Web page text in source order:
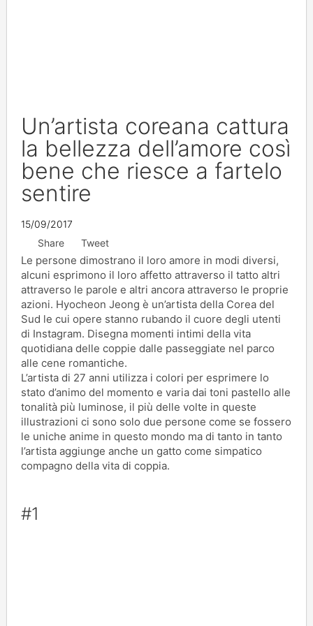
Un’artista coreana cattura
la bellezza dell’amore così
bene che riesce a fartelo
sentire
15/09/2017
Share
Tweet
Le persone dimostrano il loro amore in modi diversi,
alcuni esprimono il loro affetto attraverso il tatto altri
attraverso le parole e altri ancora attraverso le proprie
azioni. Hyocheon Jeong è un’artista della Corea del
Sud le cui opere stanno rubando il cuore degli utenti
di Instagram. Disegna momenti intimi della vita
quotidiana delle coppie dalle passeggiate nel parco
alle cene romantiche.
L’artista di 27 anni utilizza i colori per esprimere lo
stato d’animo del momento e varia dai toni pastello alle
tonalità più luminose, il più delle volte in queste
illustrazioni ci sono solo due persone come se fossero
le uniche anime in questo mondo ma di tanto in tanto
l’artista aggiunge anche un gatto come simpatico
compagno della vita di coppia.
#1